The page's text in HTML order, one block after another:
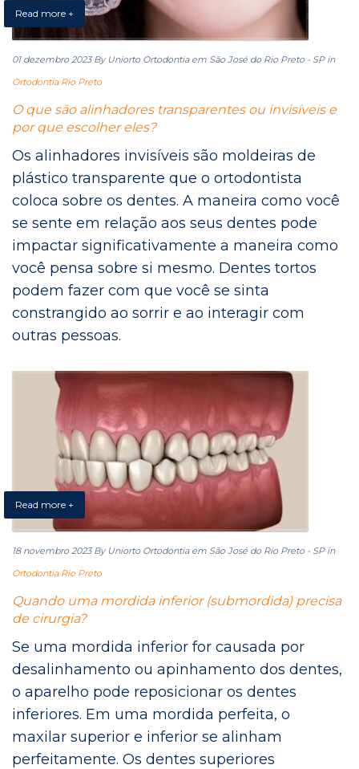
Read more +
01 dezembro 2023 By Uniorto Ortodontia em São José do Rio Preto - SP in
Ortodontia Rio Preto
O que são alinhadores transparentes ou invisíveis e
por que escolher eles?
Os alinhadores invisíveis são moldeiras de
plástico transparente que o ortodontista
coloca sobre os dentes. A maneira como você
se sente em relação aos seus dentes pode
impactar significativamente a maneira como
você pensa sobre si mesmo. Dentes tortos
podem fazer com que você se sinta
constrangido ao sorrir e ao interagir com
outras pessoas.
Read more +
18 novembro 2023 By Uniorto Ortodontia em São José do Rio Preto - SP in
Ortodontia Rio Preto
Quando uma mordida inferior (submordida) precisa
de cirurgia?
Se uma mordida inferior for causada por
desalinhamento ou apinhamento dos dentes,
o aparelho pode reposicionar os dentes
inferiores. Em uma mordida perfeita, o
maxilar superior e inferior se alinham
perfeitamente. Os dentes superiores